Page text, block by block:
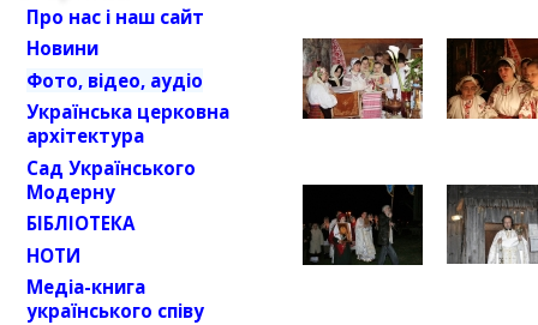
Про нас і наш сайт
Новини
Фото, відео, аудіо
Українська церковна
архітектура
Сад Українського
Модерну
БІБЛІОТЕКА
НОТИ
Медіа-книга
українського співу